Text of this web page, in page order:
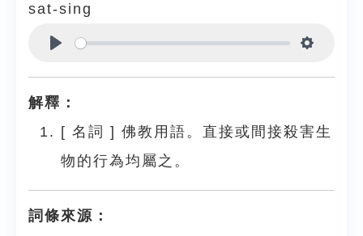
sat-sing
解釋：
[ 名詞 ] 佛教用語。直接或間接殺害生
物的行為均屬之。
詞條來源：